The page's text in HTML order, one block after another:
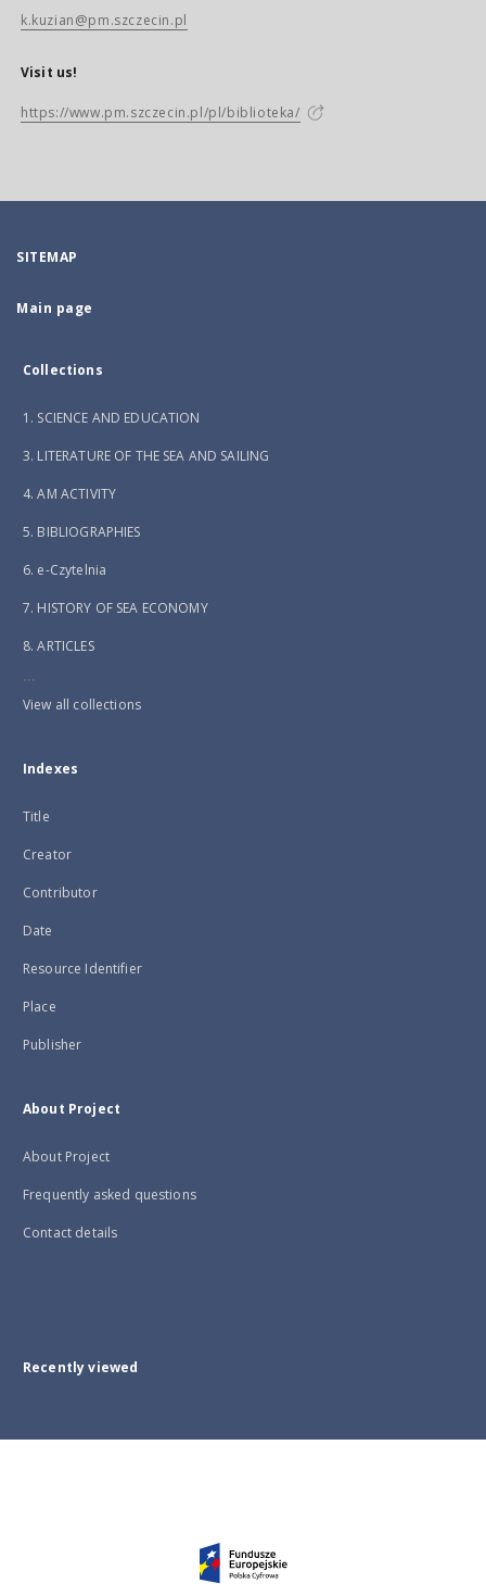
k.kuzian@pm.szczecin.pl
Visit us!
https://www.pm.szczecin.pl/pl/biblioteka/
SITEMAP
Main page
Collections
1. SCIENCE AND EDUCATION
3. LITERATURE OF THE SEA AND SAILING
4. AM ACTIVITY
5. BIBLIOGRAPHIES
6. e-Czytelnia
7. HISTORY OF SEA ECONOMY
8. ARTICLES
...
View all collections
Indexes
Title
Creator
Contributor
Date
Resource Identifier
Place
Publisher
About Project
About Project
Frequently asked questions
Contact details
Recently viewed